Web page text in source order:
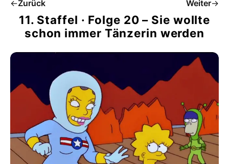
←Zurück Weiter→
11. Staffel · Folge 20 – Sie wollte
schon immer Tänzerin werden